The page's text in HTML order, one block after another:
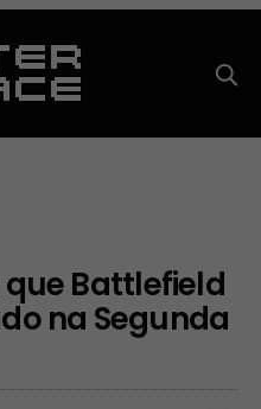
Battlefield
na Segunda